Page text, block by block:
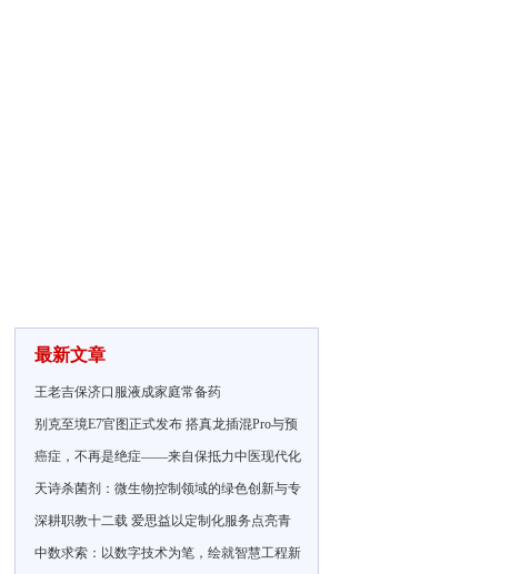
最新文章
王老吉保济口服液成家庭常备药
别克至境E7官图正式发布 搭真龙插混Pro与预
癌症，不再是绝症——来自保抵力中医现代化
天诗杀菌剂：微生物控制领域的绿色创新与专
深耕职教十二载 爱思益以定制化服务点亮青
中数求索：以数字技术为笔，绘就智慧工程新